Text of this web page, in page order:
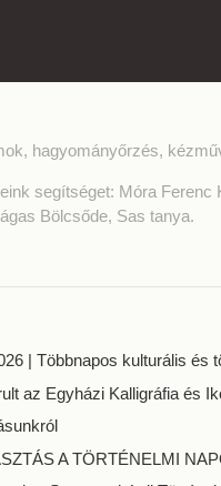
hagyományőrzés,
segítséget: Móra
Bölcsőde, Sas tanya.
| Többnapos kulturális és
az Egyházi Kalligráfia és
A TÖRTÉNELMI